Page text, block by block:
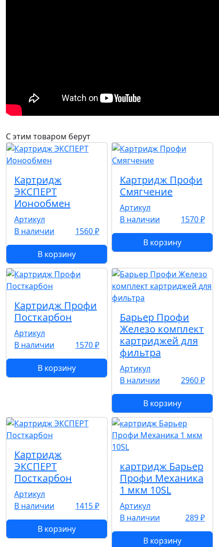
С этим товаром берут
Картридж
ЭКСПЕРТ
Ионообмен
Артикул
В наличии
1560 ₽
В корзину
Картридж Профи
Смягчение
Артикул
В наличии
1570 ₽
В корзину
Картридж Профи
Посткарбон
Артикул
В наличии
1570 ₽
В корзину
Барьер Профи
Железо комплект
картриджей для
фильтра
Артикул
В наличии
2960 ₽
В корзину
Картридж
ЭКСПЕРТ
Посткарбон
Артикул
В наличии
1415 ₽
В корзину
картридж Барьер
Профи Механика
1 мкм 10SL
Артикул
В наличии
289 ₽
В корзину